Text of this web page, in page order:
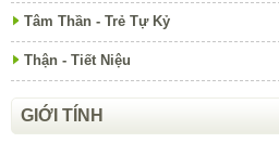
Tâm Thần - Trẻ Tự Kỷ
Thận - Tiết Niệu
GIỚI TÍNH